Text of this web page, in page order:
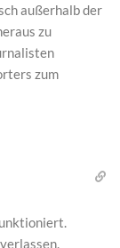
außerhalb der
zu
zum